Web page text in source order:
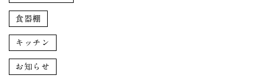
食器棚
キッチン
お知らせ